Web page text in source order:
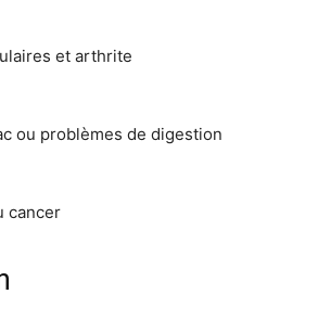
et arthrite
ou problèmes de digestion
cancer